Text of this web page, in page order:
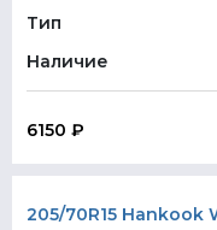
Тип
Наличие
6150 ₽
205/70R15 Hankook